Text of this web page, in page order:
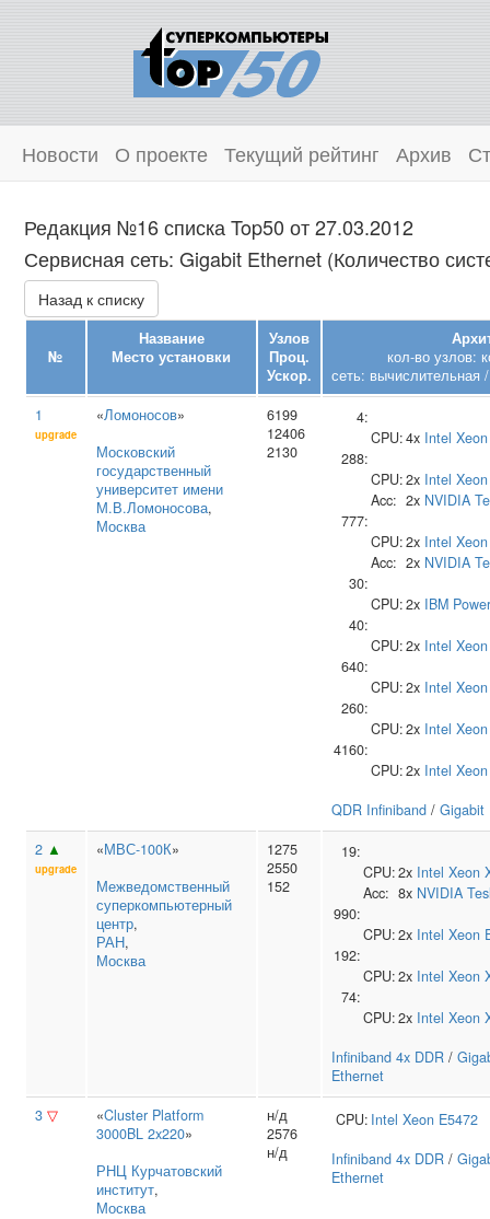
Новости О проекте Текущий рейтинг Архив
Редакция №16 списка Top50 от 27.03.2012
Сервисная сеть: Gigabit Ethernet (Количество
Назад к списку
№
Название
Место установки
Узлов
Проц.
Ускор.
кол-во узлов:
сеть: вычислительная
1
upgrade
«Ломоносов»
Московский
государственный
университет имени
М.В.Ломоносова,
Москва
6199
12406
2130
4:
CPU:4x Intel
288:
CPU:2x Intel
Acc: 2x NVIDIA
777:
CPU:2x Intel
Acc: 2x NVIDIA
30:
CPU:2x IBM
40:
CPU:2x Intel
640:
CPU:2x Intel
260:
CPU:2x Intel
4160:
CPU:2x Intel
QDR Infiniband / Gigabit
2 ▲
upgrade
«МВС-100К»
Межведомственный
суперкомпьютерный
центр,
РАН,
Москва
1275
2550
152
19:
CPU:2x Intel Xeon
Acc: 8x NVIDIA
990:
CPU:2x Intel Xeon
192:
CPU:2x Intel Xeon
74:
CPU:2x Intel Xeon
Infiniband 4x DDR /
Ethernet
3 ▽ «Cluster Platform
3000BL 2x220»
РНЦ Курчатовский
институт,
Москва
н/д
2576
н/д
CPU: Intel Xeon E5472
Infiniband 4x DDR /
Ethernet